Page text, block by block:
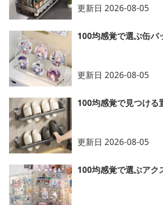
更新日2026-08-05
100均感覚で選ぶ缶バ
更新日2026-08-05
100均感覚で見つける
更新日2026-08-05
100均感覚で選ぶアク